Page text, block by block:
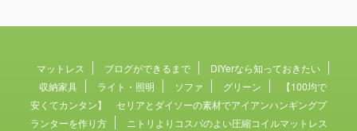
マットレス ブログができるまで
DIYerなら知っておきたい
収納家具
ライト・照明 ソファ グリーン
【100均で
安くてカンタン】 セリアとダイソーの素材でアイアンハンギングプ
ランターを作り方
ニトリよりコスパのよい圧縮コイルマットレス